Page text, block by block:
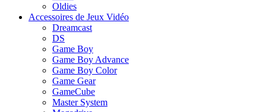
Oldies
Accessoires de Jeux Vidéo
Dreamcast
DS
Game Boy
Game Boy Advance
Game Boy Color
Game Gear
GameCube
Master System